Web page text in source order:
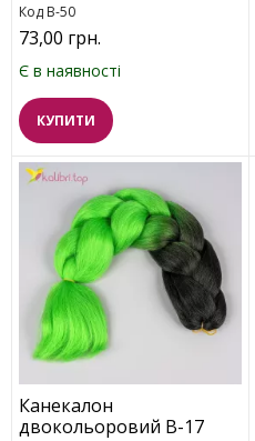
Код B-50
73,00 грн.
Є в наявності
КУПИТИ
Канекалон
двокольоровий B-17